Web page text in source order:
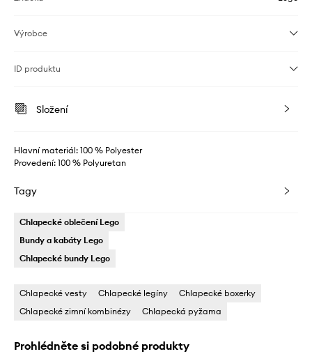
Výrobce
ID produktu
Složení
Hlavní materiál: 100 % Polyester
Provedení: 100 % Polyuretan
Tagy
Chlapecké oblečení Lego
Bundy a kabáty Lego
Chlapecké bundy Lego
Chlapecké vesty Chlapecké legíny
Chlapecké boxerky
Chlapecké zimní kombinézy
Chlapecká pyžama
Prohlédněte si podobné produkty